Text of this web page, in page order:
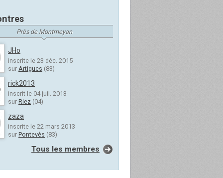
Près de Montmeyan
JHo
inscrite le 23 déc. 2015
sur Artigues (83)
rick2013
inscrit le 04 juil. 2013
sur Riez (04)
zaza
inscrite le 22 mars 2013
sur Pontevès (83)
Tous les membres